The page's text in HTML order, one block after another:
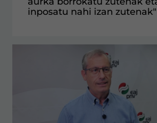
inposatu nahi izan zutenak"